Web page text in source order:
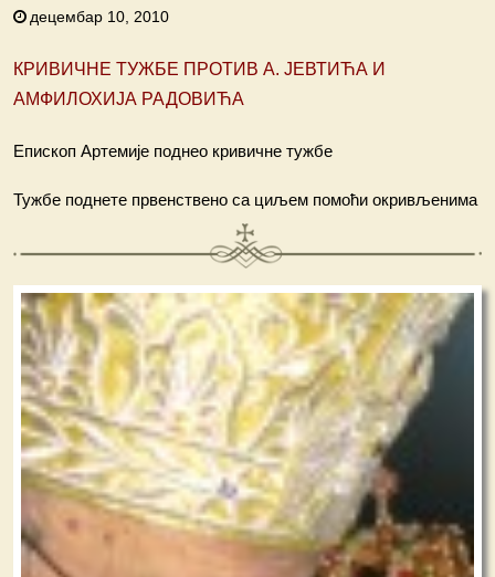
децембар 10, 2010
КРИВИЧНЕ ТУЖБЕ ПРОТИВ А. ЈЕВТИЋА И
АМФИЛОХИЈА РАДОВИЋА
Епископ Артемије поднео кривичне тужбе
Тужбе поднете првенствено са циљем помоћи окривљенима